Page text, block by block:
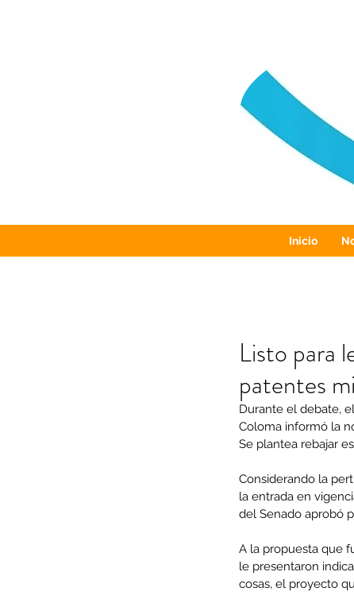
Inicio
Listo para
patentes
Durante el debate,
Coloma informó la
Se plantea rebajar
Considerando la
la entrada en
del Senado aprobó
A la propuesta que
le presentaron
cosas, el proyecto